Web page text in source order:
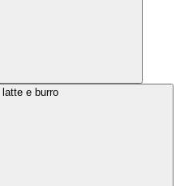
latte e burro